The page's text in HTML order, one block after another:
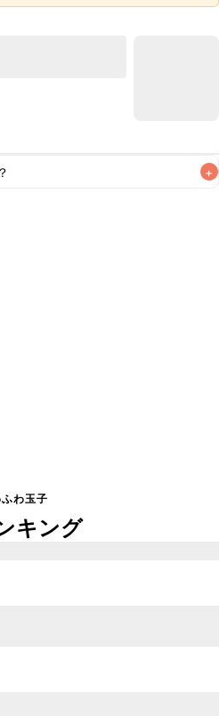
+
です。なるべくお早めにお召
わ玉子
キング